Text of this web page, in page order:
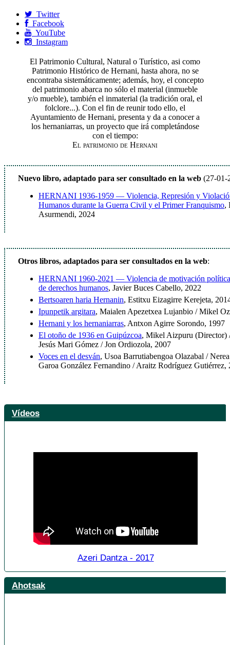
Twitter
Facebook
YouTube
Instagram
El Patrimonio Cultural, Natural o Turístico, asi como
Patrimonio Histórico de Hernani, hasta ahora, no se
encontraba sistemáticamente; además, hoy, el concepto
del patrimonio abarca no sólo el material (inmueble
y/o mueble), también el inmaterial (la tradición oral, el
folclore...). Con el fin de reunir todo ello, el
Ayuntamiento de Hernani, presenta y da a conocer a
los hernaniarras, un proyecto que irá completándose
con el tiempo:
El patrimonio de Hernani
Nuevo libro, adaptado para ser consultado en la web (27-01-
HERNANI 1936-1959 — Violencia, Represión y
Humanos durante la Guerra Civil y el Primer Franquismo,
Asurmendi, 2024
Otros libros, adaptados para ser consultados en la web:
HERNANI 1960-2021 — Violencia de motivación
de derechos humanos, Javier Buces Cabello, 2022
Bertsoaren haria Hernanin, Estitxu Eizagirre Kerejeta,
Ipunpetik argitara, Maialen Apezetxea Lujanbio / Mikel
Hernani y los hernaniarras, Antxon Agirre Sorondo, 1997
El otoño de 1936 en Guipúzcoa, Mikel Aizpuru (Director)
Jesús Mari Gómez / Jon Ordiozola, 2007
Voces en el desván, Usoa Barrutiabengoa Olazabal /
Garoa González Fernandino / Araitz Rodríguez Gutiérrez,
Vídeos
Azeri Dantza - 2017
Ahotsak